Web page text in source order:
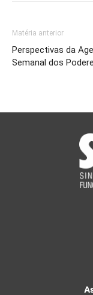
Matéria anterior
Perspectivas da
Semanal dos